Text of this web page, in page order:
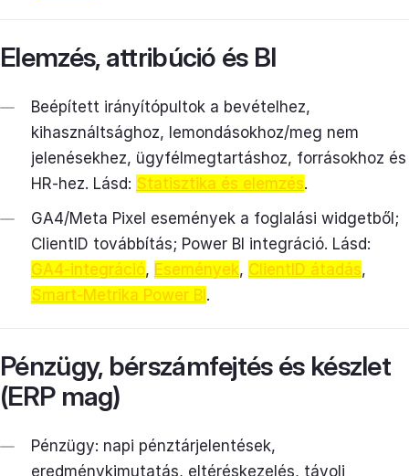
Elemzés, attribúció és BI
Beépített irányítópultok a bevételhez,
kihasználtsághoz, lemondásokhoz/meg nem
jelenésekhez, ügyfélmegtartáshoz, forrásokhoz és
HR-hez. Lásd: Statisztika és elemzés.
GA4/Meta Pixel események a foglalási widgetből;
ClientID továbbítás; Power BI integráció. Lásd:
GA4-integráció, Események, ClientID átadás,
Smart-Metrika Power BI.
Pénzügy, bérszámfejtés és készlet
(ERP mag)
Pénzügy: napi pénztárjelentések,
eredménykimutatás, eltéréskezelés, távoli